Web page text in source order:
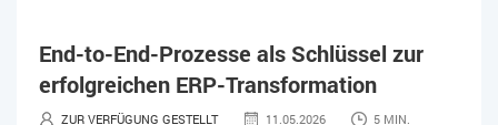
End-to-End-Prozesse als Schlüssel zur
erfolgreichen ERP-Transformation
ZUR VERFÜGUNG GESTELLT 11.05.2026 5 MIN.